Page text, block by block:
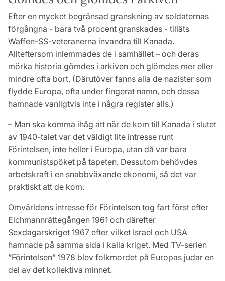
Efter en mycket begränsad granskning av soldaternas
förgångna - bara två procent granskades - tilläts
Waffen-SS-veteranerna invandra till Kanada.
Allteftersom inlemmades de i samhället – och deras
mörka historia gömdes i arkiven och glömdes mer eller
mindre ofta bort. (Därutöver fanns alla de nazister som
flydde Europa, ofta under fingerat namn, och dessa
hamnade vanligtvis inte i några register alls.)
– Man ska komma ihåg att när de kom till Kanada i slutet
av 1940-talet var det väldigt lite intresse runt
Förintelsen, inte heller i Europa, utan då var bara
kommunistspöket på tapeten. Dessutom behövdes
arbetskraft i en snabbväxande ekonomi, så det var
praktiskt att de kom.
Omvärldens intresse för Förintelsen tog fart först efter
Eichmannrättegången 1961 och därefter
Sexdagarskriget 1967 efter vilket Israel och USA
hamnade på samma sida i kalla kriget. Med TV-serien
”Förintelsen” 1978 blev folkmordet på Europas judar en
del av det kollektiva minnet.